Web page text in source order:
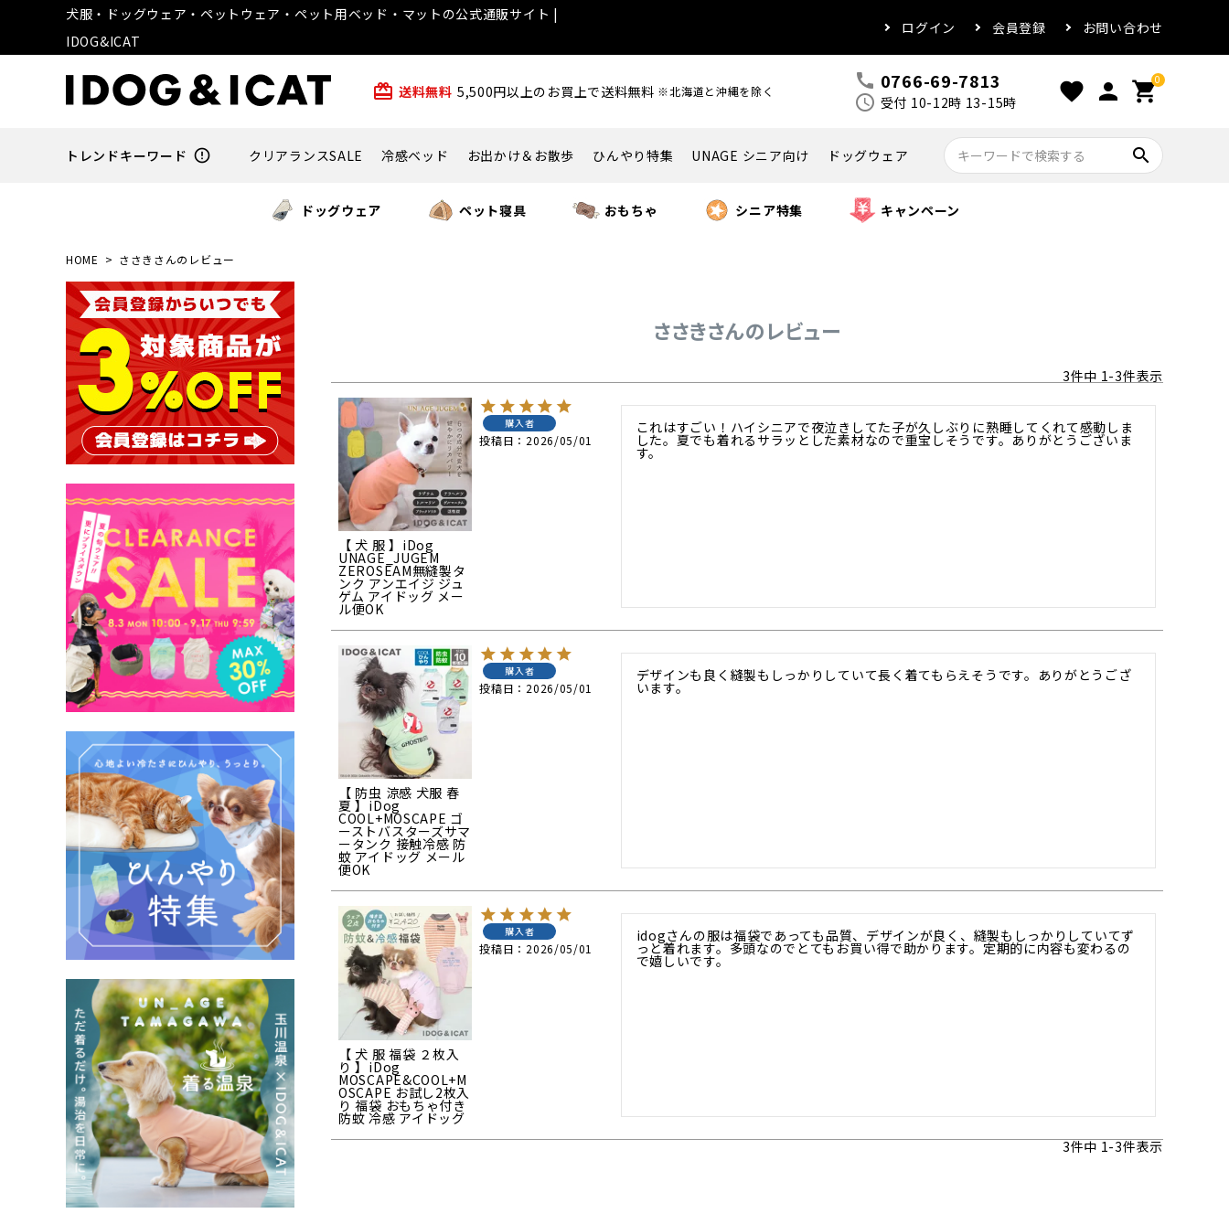
犬服・ドッグウェア・ペットウェア・ペット用ベッド・マットの公式通販サイト |
IDOG&ICAT
ログイン 会員登録 お問い合わせ
card_giftcard 送料無料 5,500円以上のお買上で送料無料 ※北海道と沖縄を除く call 0766-69-7813
schedule 受付 10-12時 13-15時 favorite person 0
shopping_cart
トレンドキーワード error_outline クリアランスSALE 冷感ベッド お出かけ＆お散歩 ひんやり特集 UNAGE シニア向け ドッグウェア search
ドッグウェア ペット寝具 おもちゃ シニア特集 キャンペーン
HOME ささきさんのレビュー
ささきさんのレビュー
3件中 1-3件表示
【 犬 服 】iDog
UNAGE_JUGEM
ZEROSEAM無縫製タ
ンク アンエイジ ジュ
ゲム アイドッグ メー
ル便OK
購入者
投稿日 2026/05/01
これはすごい！ハイシニアで夜泣きしてた子が久しぶりに熟睡してくれて感動しま
した。夏でも着れるサラッとした素材なので重宝しそうです。ありがとうございま
す。
【 防虫 涼感 犬服 春
夏 】iDog
COOL+MOSCAPE ゴ
ーストバスターズサマ
ータンク 接触冷感 防
蚊 アイドッグ メール
便OK
購入者
投稿日 2026/05/01
デザインも良く縫製もしっかりしていて長く着てもらえそうです。ありがとうござ
います。
【 犬 服 福袋 ２枚入
り 】iDog
MOSCAPE&COOL+M
OSCAPE お試し2枚入
り 福袋 おもちゃ付き
防蚊 冷感 アイドッグ
購入者
投稿日 2026/05/01
idogさんの服は福袋であっても品質、デザインが良く、縫製もしっかりしていてず
っと着れます。多頭なのでとてもお買い得で助かります。定期的に内容も変わるの
で嬉しいです。
3件中1-3件表示